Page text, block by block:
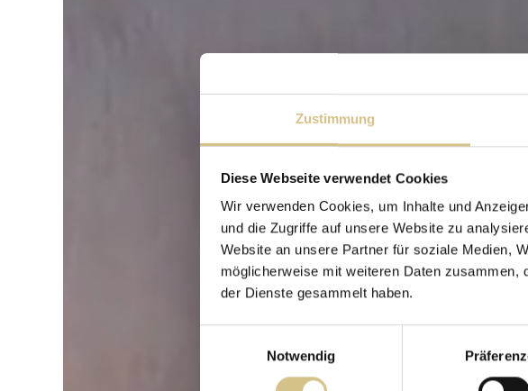
Zustimmung
Diese Webseite verwendet Cookies
Wir verwenden Cookies, um Inhalte und
und die Zugriffe auf unsere Website zu
Website an unsere Partner für soziale Medien,
möglicherweise mit weiteren Daten zusammen,
der Dienste gesammelt haben.
Notwendig